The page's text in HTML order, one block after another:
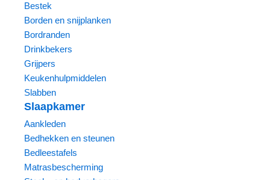
Bestek
Borden en snijplanken
Bordranden
Drinkbekers
Grijpers
Keukenhulpmiddelen
Slabben
Slaapkamer
Aankleden
Bedhekken en steunen
Bedleestafels
Matrasbescherming